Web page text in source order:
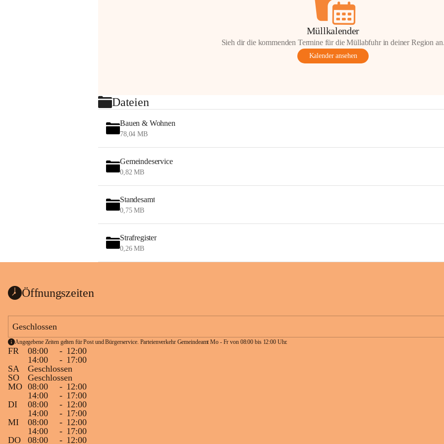
Müllkalender
Sieh dir die kommenden Termine für die Müllabfuhr in deiner Region
Kalender ansehen
Dateien
Bauen & Wohnen
78,04 MB
Gemeindeservice
0,82 MB
Standesamt
0,75 MB
Strafregister
0,26 MB
Öffnungszeiten
Geschlossen
Angegebene Zeiten gelten für Post und Bürgerservice. Parteienverkehr Gemeindeamt Mo - Fr von 08:00 bis 12:00 Uhr.
FR 08:00 - 12:00
14:00
- 17:00
SA
Geschlossen
SO
Geschlossen
MO 08:00 - 12:00
14:00
- 17:00
DI
08:00 - 12:00
14:00
- 17:00
MI
08:00 - 12:00
14:00
- 17:00
DO
08:00 - 12:00